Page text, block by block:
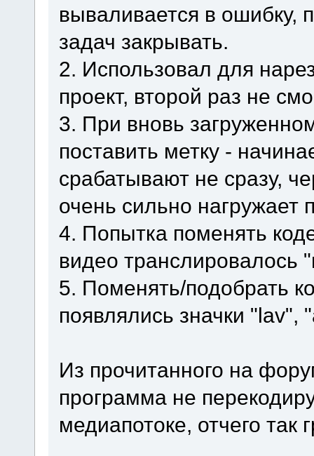
вываливается в ошибку,
задач закрывать.
2. Использовал для
проект, второй раз не
3. При вновь
поставить метку -
срабатывают не сразу,
очень сильно нагружает
4. Попытка поменять
видео транслировалось
5. Поменять/подобрать
появлялись значки
Из прочитанного на
программа не
медиапотоке, отчего так